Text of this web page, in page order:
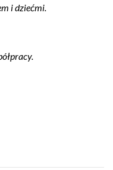
i dziećmi.